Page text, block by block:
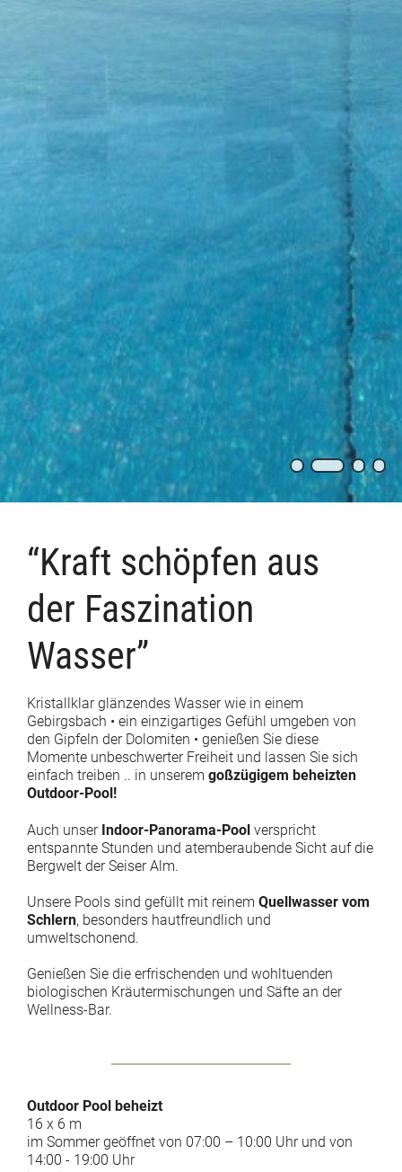
“Kraft schöpfen aus
der Faszination
Wasser”
Kristallklar glänzendes Wasser wie in einem
Gebirgsbach • ein einzigartiges Gefühl umgeben von
den Gipfeln der Dolomiten • genießen Sie diese
Momente unbeschwerter Freiheit und lassen Sie sich
einfach treiben .. in unserem goßzügigem beheizten
Outdoor-Pool!
Auch unser Indoor-Panorama-Pool verspricht
entspannte Stunden und atemberaubende Sicht auf die
Bergwelt der Seiser Alm.
Unsere Pools sind gefüllt mit reinem Quellwasser vom
Schlern, besonders hautfreundlich und
umweltschonend.
Genießen Sie die erfrischenden und wohltuenden
biologischen Kräutermischungen und Säfte an der
Well­ness-Bar.
Outdoor Pool beheizt
16 x 6 m
im Sommer geöffnet von 07:00 – 10:00 Uhr und von
14:00 - 19:00 Uhr